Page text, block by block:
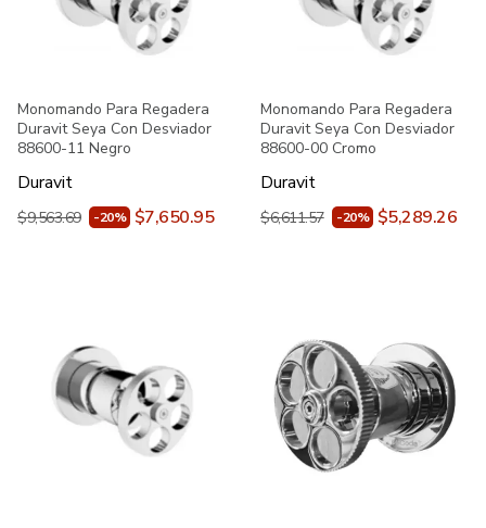
Monomando Para Regadera
Duravit Seya Con Desviador
88600-11 Negro
Duravit
$9,563.69 -20% $7,650.95
Monomando Para Regadera
Duravit Seya Con Desviador
88600-00 Cromo
Duravit
$6,611.57 -20% $5,289.26